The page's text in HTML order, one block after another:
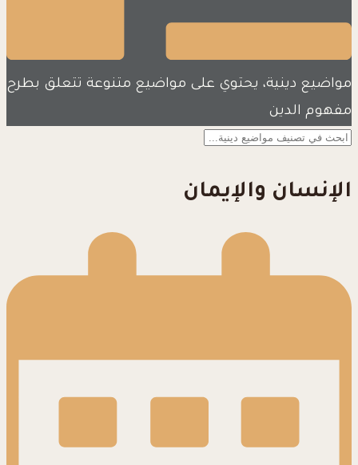
مواضيع دينية، يحتوي على مواضيع متنوعة تتعلق بطرح
مفهوم الدين
الإنسان والإيمان